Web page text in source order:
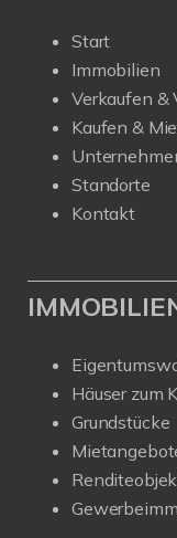
Start
Immobilien
Verkaufen &
Kaufen &
Standorte
Kontakt
Häuser zum
Grundstücke